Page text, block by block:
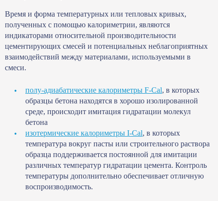
Время и форма температурных или тепловых кривых,
полученных с помощью калориметрии, являются
индикаторами относительной производительности
цементирующих смесей и потенциальных неблагоприятных
взаимодействий между материалами, используемыми в
смеси.
полу-адиабатические калориметры F-Cal, в которых
образцы бетона находятся в хорошо изолированной
среде, происходит имитация гидратации молекул
бетона
изотермические калориметры I-Cal, в которых
температура вокруг пасты или строительного раствора
образца поддерживается постоянной для имитации
различных температур гидратации цемента. Контроль
температуры дополнительно обеспечивает отличную
воспроизводимость.